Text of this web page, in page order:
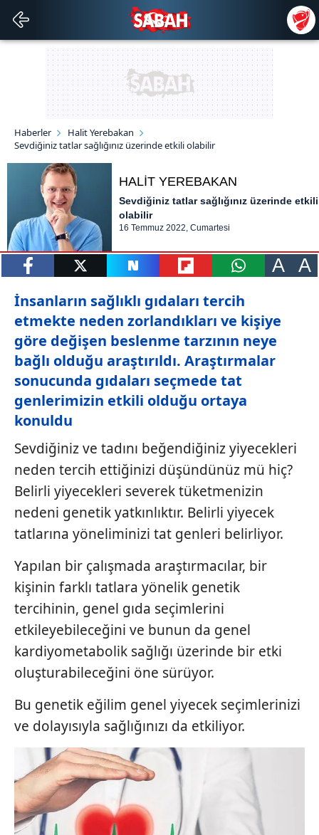
Haberler
Halit Yerebakan
Sevdiğiniz tatlar sağlığınız üzerinde etkili olabilir
HALİT YEREBAKAN
Sevdiğiniz tatlar sağlığınız üzerinde etkili
olabilir
16 Temmuz 2022, Cumartesi
A A
İnsanların sağlıklı gıdaları tercih
etmekte neden zorlandıkları ve kişiye
göre değişen beslenme tarzının neye
bağlı olduğu araştırıldı. Araştırmalar
sonucunda gıdaları seçmede tat
genlerimizin etkili olduğu ortaya
konuldu
Sevdiğiniz ve tadını beğendiğiniz yiyecekleri
neden tercih ettiğinizi düşündünüz mü hiç?
Belirli yiyecekleri severek tüketmenizin
nedeni genetik yatkınlıktır. Belirli yiyecek
tatlarına yöneliminizi tat genleri belirliyor.
Yapılan bir çalışmada araştırmacılar, bir
kişinin farklı tatlara yönelik genetik
tercihinin, genel gıda seçimlerini
etkileyebileceğini ve bunun da genel
kardiyometabolik sağlığı üzerinde bir etki
oluşturabileceğini öne sürüyor.
Bu genetik eğilim genel yiyecek seçimlerinizi
ve dolayısıyla sağlığınızı da etkiliyor.